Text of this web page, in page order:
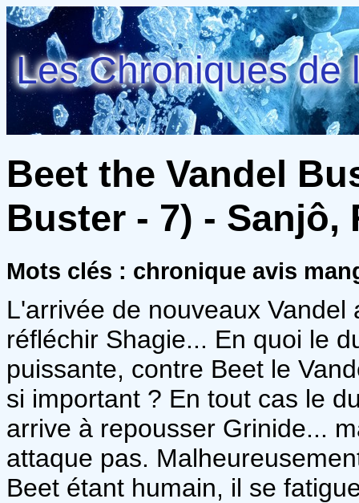
Les Chroniques de
Beet the Vandel
Buster - 7) - Sanjô,
Mots clés : chronique avis
L'arrivée de nouveaux
réfléchir Shagie... En quoi le
puissante, contre Beet le
si important ? En tout cas le
arrive à repousser Grinide...
attaque pas.
Beet étant humain, il se